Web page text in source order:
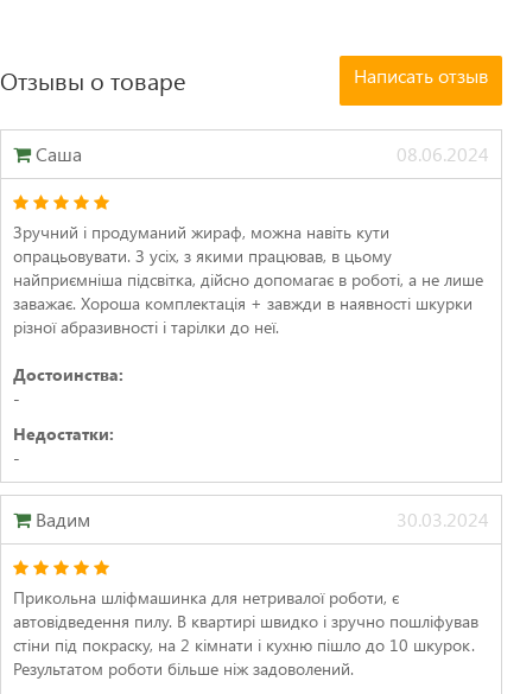
Отзывы о товаре Написать отзыв
Саша 08.06.2024
Зручний і продуманий жираф, можна навіть кути
опрацьовувати. З усіх, з якими працював, в цьому
найприємніша підсвітка, дійсно допомагає в роботі, а не лише
заважає. Хороша комплектація + завжди в наявності шкурки
різної абразивності і тарілки до неї.
Достоинства:
-
Недостатки:
-
Вадим 30.03.2024
Прикольна шліфмашинка для нетривалої роботи, є
автовідведення пилу. В квартирі швидко і зручно пошліфував
стіни під покраску, на 2 кімнати і кухню пішло до 10 шкурок.
Результатом роботи більше ніж задоволений.